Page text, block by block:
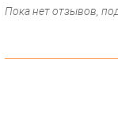
Пока нет отзывов,